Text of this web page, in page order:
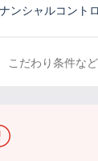
ンシャルコント
こだわり条件など